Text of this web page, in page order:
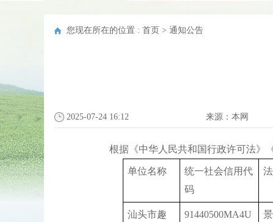
您现在所在的位置 : 首页 > 通知公告
2025-07-24 16:12 来源： 本网
根据《中华人民共和国行政许可法》《
单位名称
统一社会信用代
码
汕头市趣
91440500MA4U